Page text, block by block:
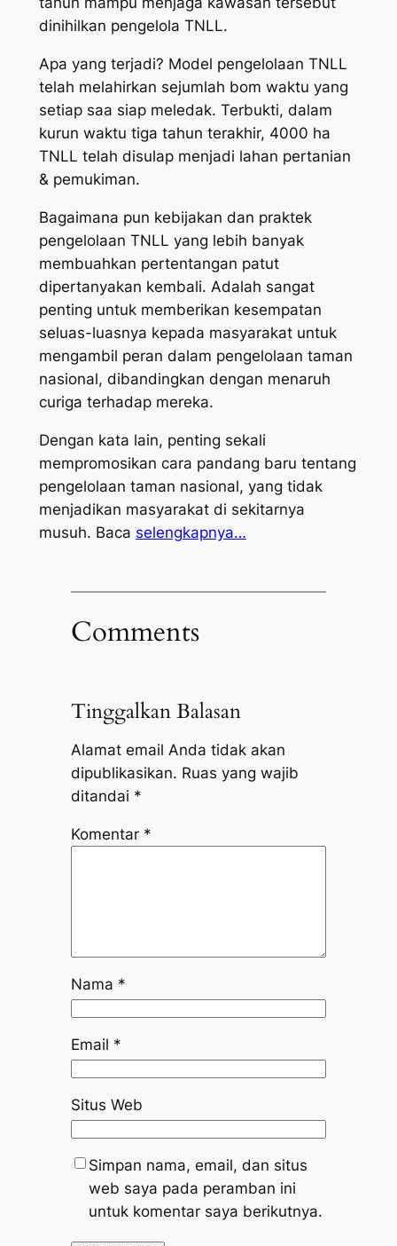
dinihilkan pengelola TNLL.
Apa yang terjadi? Model pengelolaan TNLL
telah melahirkan sejumlah bom waktu yang
setiap saa siap meledak. Terbukti, dalam
kurun waktu tiga tahun terakhir, 4000 ha
TNLL telah disulap menjadi lahan pertanian
& pemukiman.
Bagaimana pun kebijakan dan praktek
pengelolaan TNLL yang lebih banyak
membuahkan pertentangan patut
dipertanyakan kembali. Adalah sangat
penting untuk memberikan kesempatan
seluas-luasnya kepada masyarakat untuk
mengambil peran dalam pengelolaan taman
nasional, dibandingkan dengan menaruh
curiga terhadap mereka.
Dengan kata lain, penting sekali
mempromosikan cara pandang baru tentang
pengelolaan taman nasional, yang tidak
menjadikan masyarakat di sekitarnya
musuh. Baca selengkapnya…
Comments
Tinggalkan Balasan
Alamat email Anda tidak akan
dipublikasikan. Ruas yang wajib
ditandai *
Komentar *
Nama *
Email *
Situs Web
Simpan nama, email, dan situs
web saya pada peramban ini
untuk komentar saya berikutnya.